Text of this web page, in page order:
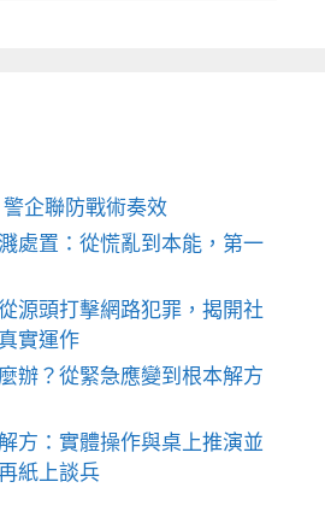
企聯防戰術奏效
處置：從慌亂到本能，第一
源頭打擊網路犯罪，揭開社
實運作
辦？從緊急應變到根本解方
方：實體操作與桌上推演並
紙上談兵